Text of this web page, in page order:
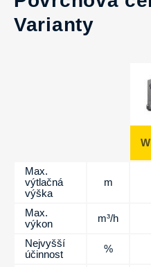
Varianty
Max.
výtlačná
výška
m
Max.
výkon
m³/h
Nejvyšší
účinnost
%